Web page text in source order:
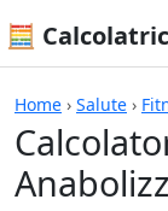
🧮
Home › Salute ›